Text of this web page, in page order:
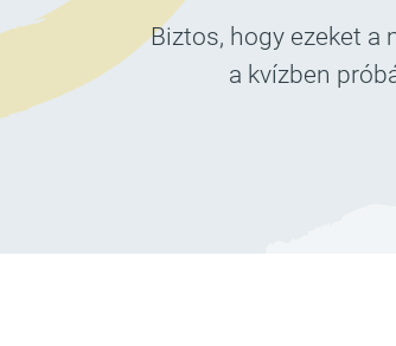
Biztos, hogy ezeket a
a kvízben